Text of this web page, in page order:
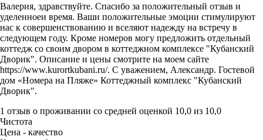
Валерия, здравствуйте. Спасибо за положительный отзыв и
уделенноеи время. Ваши положительные эмоции стимулируют
нас к совершенствованию и вселяют надежду на встречу в
следующем году. Кроме номеров могу предложить отдельный
коттедж со своим двором в коттеджном комплексе "Кубанский
Дворик". Описание и цены смотрите на моем сайте
https://www.kurortkubani.ru/. С уважением, Александр. Гостевой
дом «Номера на Пляже» Коттеджный комплекс "Кубанский
Дворик".
1 отзыв о проживании со средней оценкой 10,0 из 10,0
Чистота
Цена - качество